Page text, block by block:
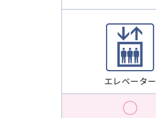
エレベーター
○